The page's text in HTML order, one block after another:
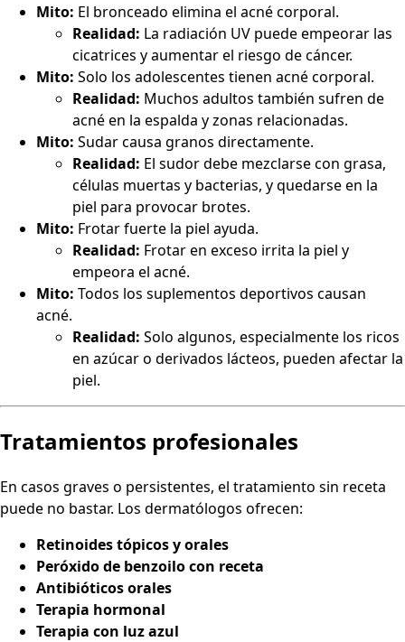
Mito: El bronceado elimina el acné corporal.
Realidad: La radiación UV puede empeorar las
cicatrices y aumentar el riesgo de cáncer.
Mito: Solo los adolescentes tienen acné corporal.
Realidad: Muchos adultos también sufren de
acné en la espalda y zonas relacionadas.
Mito: Sudar causa granos directamente.
Realidad: El sudor debe mezclarse con grasa,
células muertas y bacterias, y quedarse en la
piel para provocar brotes.
Mito: Frotar fuerte la piel ayuda.
Realidad: Frotar en exceso irrita la piel y
empeora el acné.
Mito: Todos los suplementos deportivos causan
acné.
Realidad: Solo algunos, especialmente los ricos
en azúcar o derivados lácteos, pueden afectar la
piel.
Tratamientos profesionales
En casos graves o persistentes, el tratamiento sin receta
puede no bastar. Los dermatólogos ofrecen:
Retinoides tópicos y orales
Peróxido de benzoilo con receta
Antibióticos orales
Terapia hormonal
Terapia con luz azul